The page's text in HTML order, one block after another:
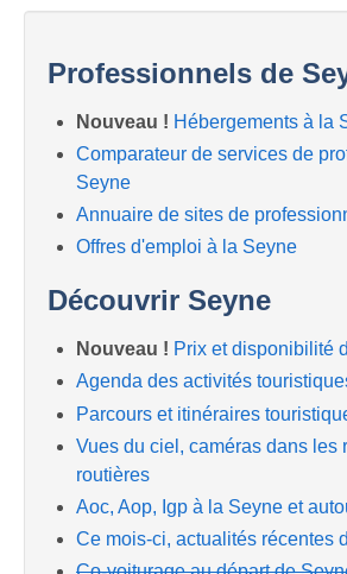
Professionnels de
Nouveau ! Hébergements à la
Comparateur de services de
Seyne
Annuaire de sites de
Offres d'emploi à la Seyne
Découvrir Seyne
Nouveau ! Prix et disponibilité
Agenda des activités
Parcours et itinéraires
Vues du ciel, caméras dans les
routières
Aoc, Aop, Igp à la Seyne et
Ce mois-ci, actualités récentes